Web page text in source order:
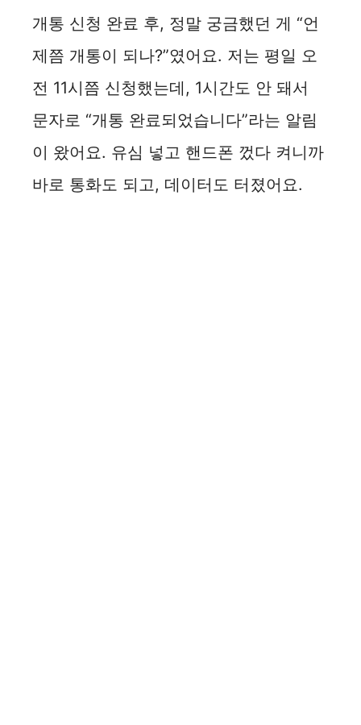
개통 신청 완료 후, 정말 궁금했던 게 “언
제쯤 개통이 되나?”였어요. 저는 평일 오
전 11시쯤 신청했는데, 1시간도 안 돼서
문자로 “개통 완료되었습니다”라는 알림
이 왔어요. 유심 넣고 핸드폰 껐다 켜니까
바로 통화도 되고, 데이터도 터졌어요.